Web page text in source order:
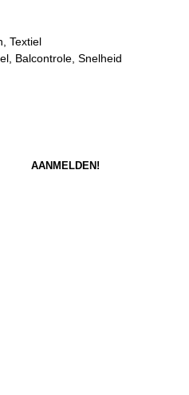
Textiel
Balcontrole, Snelheid